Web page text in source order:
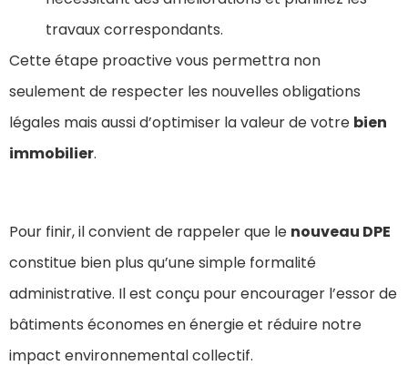
travaux correspondants.
Cette étape proactive vous permettra non
seulement de respecter les nouvelles obligations
légales mais aussi d’optimiser la valeur de votre bien
immobilier.
Pour finir, il convient de rappeler que le nouveau DPE
constitue bien plus qu’une simple formalité
administrative. Il est conçu pour encourager l’essor de
bâtiments économes en énergie et réduire notre
impact environnemental collectif.